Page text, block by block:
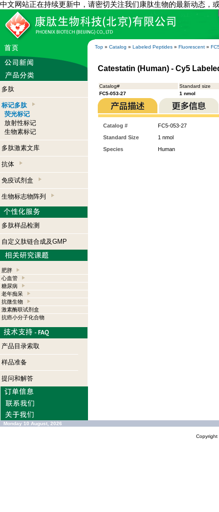
中文网站正在持续更新中，请密切关注我们康肽生物的最新动态，
Top » Catalog » Labeled Peptides » Fluorescent »
多肽
标记多肽
荧光标记
放射性标记
生物素标记
多肽激素文库
抗体
免疫试剂盒
生物标志物阵列
多肽样品检测
自定义肽链合成及GMP
肥胖
心血管
糖尿病
老年痴呆
抗微生物
激素酶联试剂盒
抗癌小分子化合物
产品目录索取
样品准备
提问和解答
Catestatin (Human) - Cy5
Catalog#
Standard size
FC5-053-27
1 nmol
Catalog #
FC5-053-27
Standard Size
1 nmol
Species
Human
Monday 10 August, 2026